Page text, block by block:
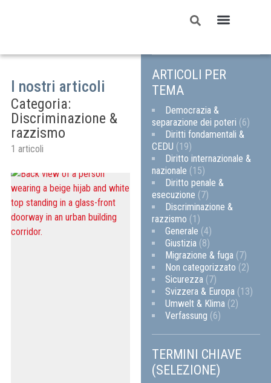
I nostri articoli
Categoria:
Discriminazione &
razzismo
1 articoli
ARTICOLI PER
TEMA
Democrazia &
separazione dei poteri (6)
Diritti fondamentali &
CEDU (19)
Diritto internazionale &
nazionale (15)
Diritto penale &
esecuzione (7)
Discriminazione &
razzismo (1)
Generale (4)
Giustizia (8)
Migrazione & fuga (7)
Non categorizzato (2)
Sicurezza (7)
Svizzera & Europa (13)
Umwelt & Klima (2)
Verfassung (6)
TERMINI CHIAVE
(SELEZIONE)